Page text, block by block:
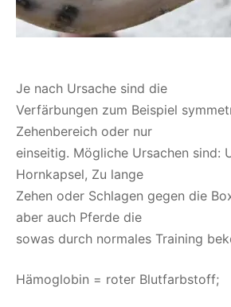
Je nach Ursache sind die
Verfärbungen zum Beispiel
Zehenbereich oder nur
einseitig. Mögliche Ursachen sind:
Hornkapsel, Zu lange
Zehen oder Schlagen gegen die
aber auch Pferde die
sowas durch normales Training
Hämoglobin = roter Blutfarbstoff;